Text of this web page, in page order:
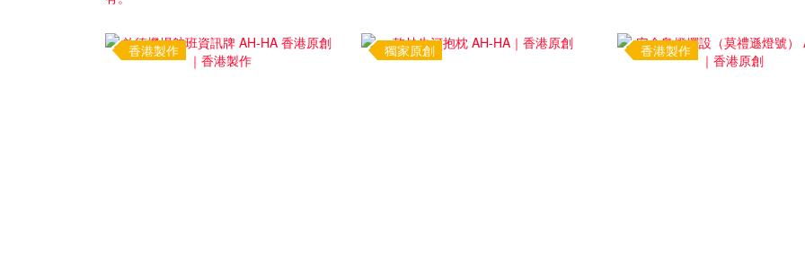
香港製作 獨家原創 香港製作